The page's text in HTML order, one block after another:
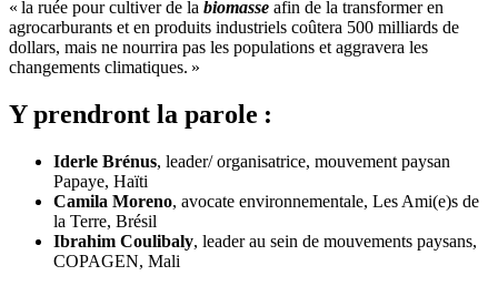
« la ruée pour cultiver de la biomasse afin de la transformer en
agrocarburants et en produits industriels coûtera 500 milliards de
dollars, mais ne nourrira pas les populations et aggravera les
changements climatiques. »
Y prendront la parole :
Iderle Brénus, leader/ organisatrice, mouvement paysan
Papaye, Haïti
Camila Moreno, avocate environnementale, Les Ami(e)s de
la Terre, Brésil
Ibrahim Coulibaly, leader au sein de mouvements paysans,
COPAGEN, Mali